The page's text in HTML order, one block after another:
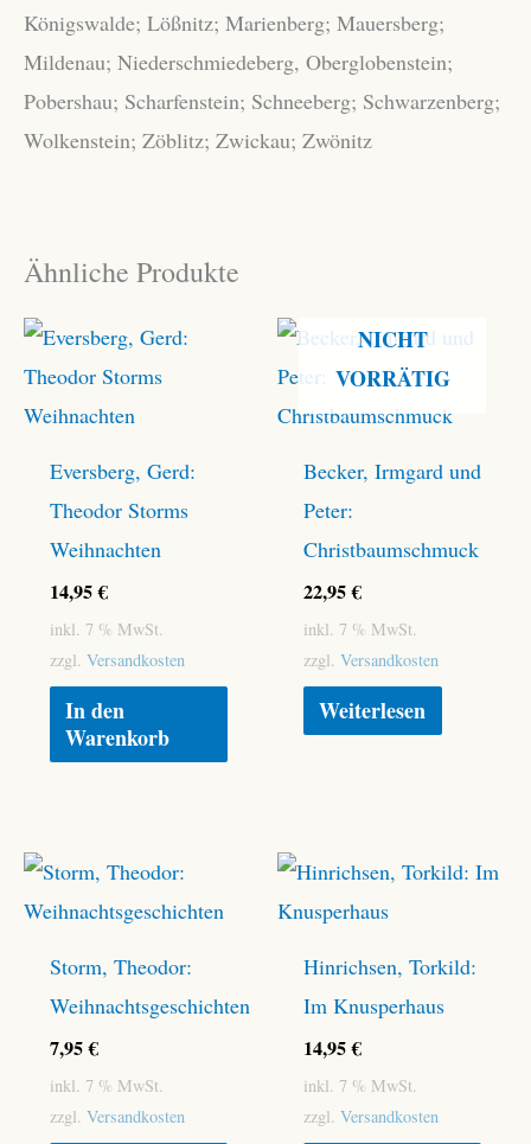
Königswalde; Lößnitz; Marienberg; Mauersberg;
Mildenau; Niederschmiedeberg, Oberglobenstein;
Pobershau; Scharfenstein; Schneeberg; Schwarzenberg;
Wolkenstein; Zöblitz; Zwickau; Zwönitz
Ähnliche Produkte
Eversberg, Gerd:
Theodor Storms
Weihnachten
14,95€
inkl. 7 % MwSt.
zzgl. Versandkosten
In den
Warenkorb
NICHT
VORRÄTIG
Becker, Irmgard und
Peter:
Christbaumschmuck
22,95€
inkl. 7 % MwSt.
zzgl. Versandkosten
Weiterlesen
Storm, Theodor:
Weihnachtsgeschichten
7,95€
inkl. 7 % MwSt.
zzgl. Versandkosten
Hinrichsen, Torkild:
Im Knusperhaus
14,95€
inkl. 7 % MwSt.
zzgl. Versandkosten